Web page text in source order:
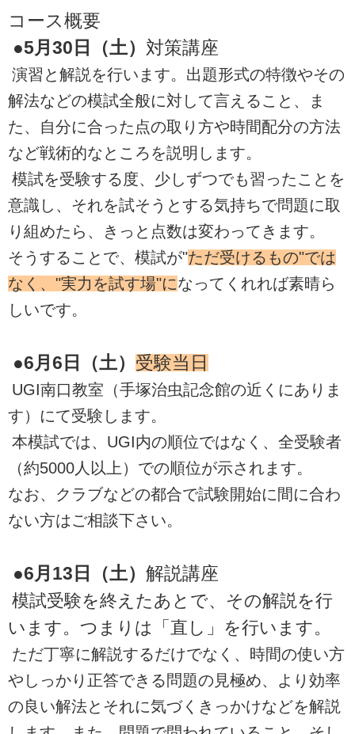
コース概要
●5月30日（土） 対策講座
演習と解説を行います。出題形式の特徴やその
解法などの模試全般に対して言えること、ま
た、自分に合った点の取り方や時間配分の方法
など戦術的なところを説明します。
模試を受験する度、少しずつでも習ったことを
意識し、それを試そうとする気持ちで問題に取
り組めたら、きっと点数は変わってきます。
そうすることで、模試が"ただ受けるもの"では
なく、"実力を試す場"になってくれれば素晴ら
しいです。
●6月6日（土） 受験当日
UGI南口教室（手塚治虫記念館の近くにありま
す）にて受験します。
本模試では、UGI内の順位ではなく、全受験者
（約5000人以上）での順位が示されます。
なお、クラブなどの都合で試験開始に間に合わ
ない方はご相談下さい。
●6月13日（土） 解説講座
模試受験を終えたあとで、その解説を行
います。つまりは「直し」を行います。
ただ丁寧に解説するだけでなく、時間の使い方
やしっかり正答できる問題の見極め、より効率
の良い解法とそれに気づくきっかけなどを解説